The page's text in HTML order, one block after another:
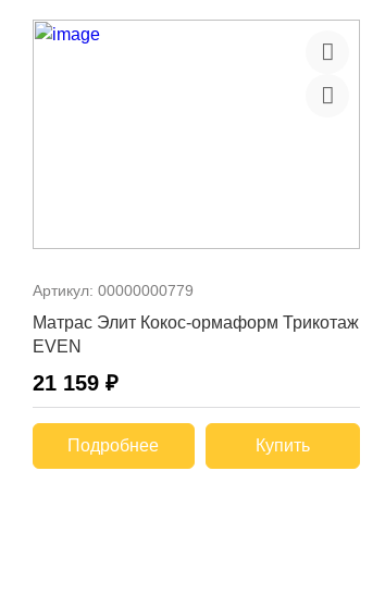
Артикул: 00000000779
Матрас Элит Кокос-ормаформ Трикотаж
EVEN
21 159 ₽
Подробнее Купить